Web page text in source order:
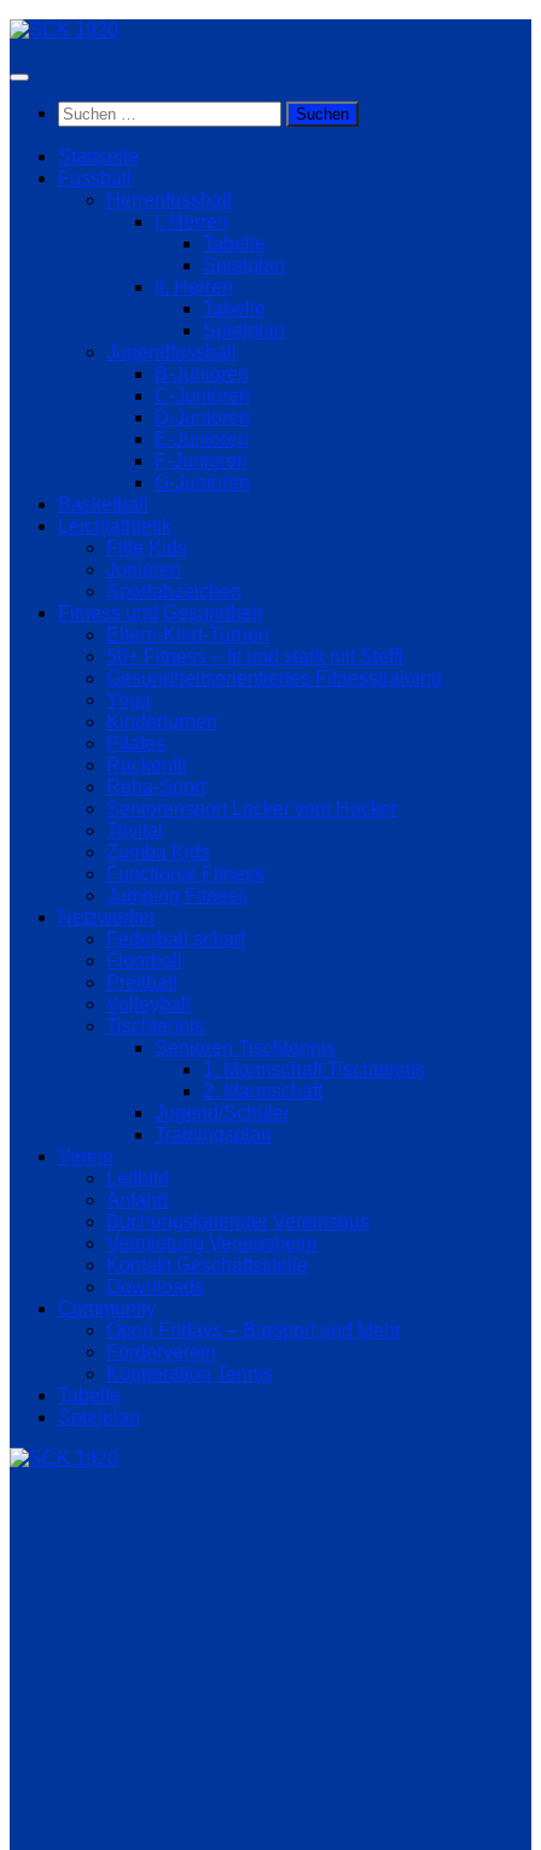
Zum
springen
Suchen
nach:
Startseite
Fussball
Herrenfussball
I. Herren
Tabelle
Spielplan
II. Herren
Tabelle
Spielplan
Jugendfussball
B-Junioren
C-Junioren
D-Junioren
E-Junioren
F-Junioren
G-Junioren
Basketball
Leichtathletik
Fitte Kids
Junioren
Sportabzeichen
Fitness und Gesundheit
Eltern-Kind-Turnen
50+ Fitness – fit und stark mit Steffi
Gesundheitsorientiertes Fitnesstraining
Yoga
Kinderturnen
Pilates
Rückenfit
Reha-Sport
Seniorensport Locker vom Hocker
Trivital
Zumba Kids
Functional Fitness
Jumping Fitness
Netzwerker
Federball scharf
Floorball
Prellball
Volleyball
Tischtennis
Senioren Tischtennis
1. Mannschaft Tischtennis
2. Mannschaft
Jugend/Schüler
Trainingsplan
Verein
Leitbild
Anfahrt
Buchungskalender Vereinsbus
Vermietung Vereinsheim
Kontakt Geschäftsstelle
Downloads
Community
Open Fridays – Barsport und Mehr
Förderverein
Kooperation Tennis
Tabelle
Spielplan